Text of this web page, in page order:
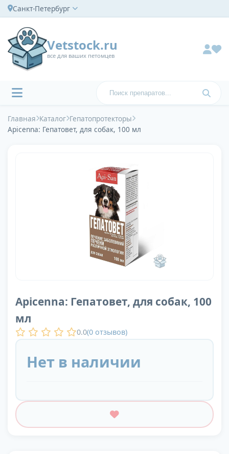
Санкт-Петербург
Vetstock.ru
все для ваших петомцев
Главная Каталог Гепатопротекторы
Apicenna: Гепатовет, для собак, 100 мл
Apicenna: Гепатовет, для собак, 100
мл
0.0(0 отзывов)
Нет в наличии